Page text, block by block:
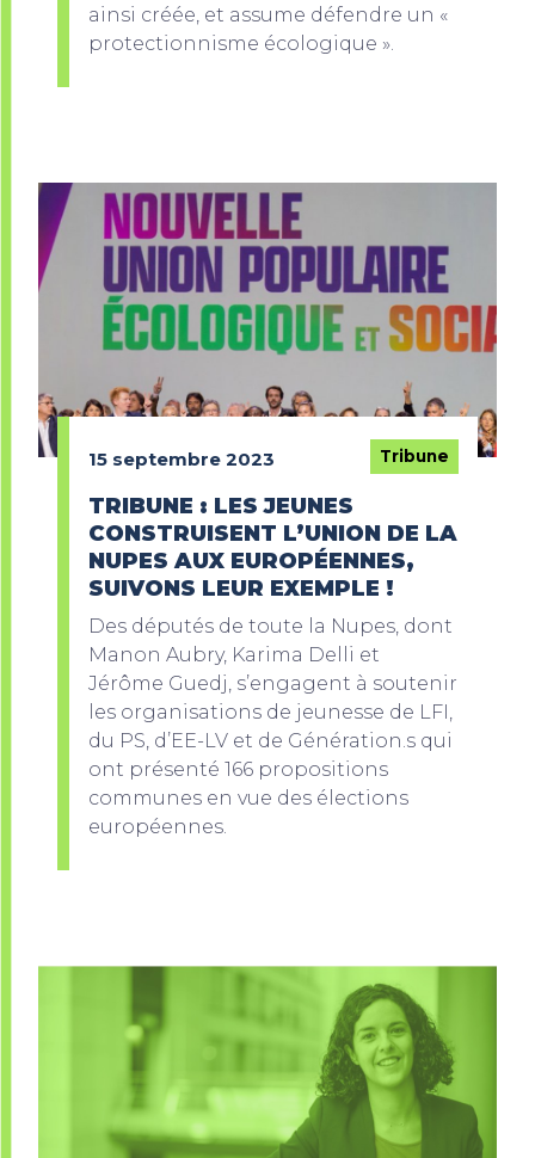
ainsi créée, et assume défendre un «
protectionnisme écologique ».
15 septembre 2023 Tribune
TRIBUNE : LES JEUNES
CONSTRUISENT L’UNION DE LA
NUPES AUX EUROPÉENNES,
SUIVONS LEUR EXEMPLE !
Des députés de toute la Nupes, dont
Manon Aubry, Karima Delli et
Jérôme Guedj, s’engagent à soutenir
les organisations de jeunesse de LFI,
du PS, d’EE-LV et de Génération.s qui
ont présenté 166 propositions
communes en vue des élections
européennes.